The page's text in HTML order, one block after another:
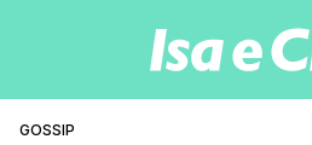
GOSSIP